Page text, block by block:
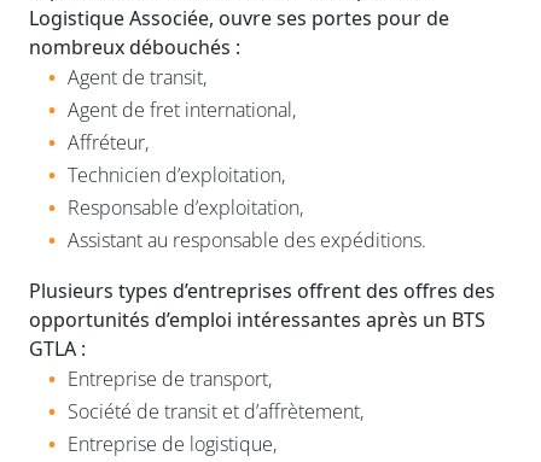
Logistique Associée, ouvre ses portes pour de
nombreux débouchés :
Agent de transit,
Agent de fret international,
Affréteur,
Technicien d’exploitation,
Responsable d’exploitation,
Assistant au responsable des expéditions.
Plusieurs types d’entreprises offrent des offres des
opportunités d’emploi intéressantes après un BTS
GTLA :
Entreprise de transport,
Société de transit et d’affrètement,
Entreprise de logistique,